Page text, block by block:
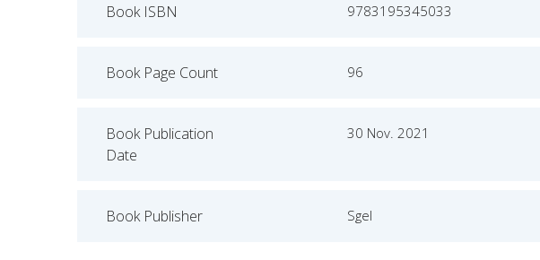
Book ISBN 9783195345033
Book Page Count 96
Book Publication
Date
30 Nov. 2021
Book Publisher Sgel